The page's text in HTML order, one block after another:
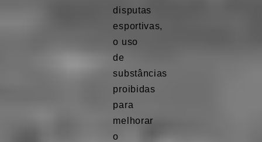
disputas
esportivas,
o uso
de
substâncias
proibidas
para
melhorar
o